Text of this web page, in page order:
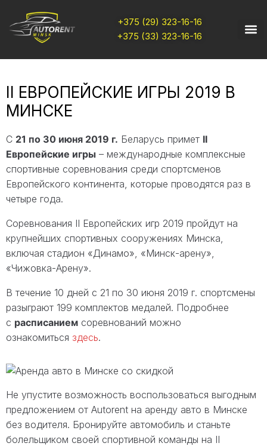
+375 (29) 323-16-16
+375 (33) 323-16-16
II ЕВРОПЕЙСКИЕ ИГРЫ 2019 В
МИНСКЕ
С 21 по 30 июня 2019 г. Беларусь примет II
Европейские игры – международные комплексные
спортивные соревнования среди спортсменов
Европейского континента, которые проводятся раз в
четыре года.
Соревнования II Европейских игр 2019 пройдут на
крупнейших спортивных сооружениях Минска,
включая стадион «Динамо», «Минск-арену»,
«Чижовка-Арену».
В течение 10 дней с 21 по 30 июня 2019 г. спортсмены
разыграют 199 комплектов медалей. Подробнее
с расписанием соревнований можно
ознакомиться здесь.
Не упустите возможность воспользоваться выгодным
предложением от Autorent на аренду авто в Минске
без водителя. Бронируйте автомобиль и станьте
болельщиком своей спортивной команды на II